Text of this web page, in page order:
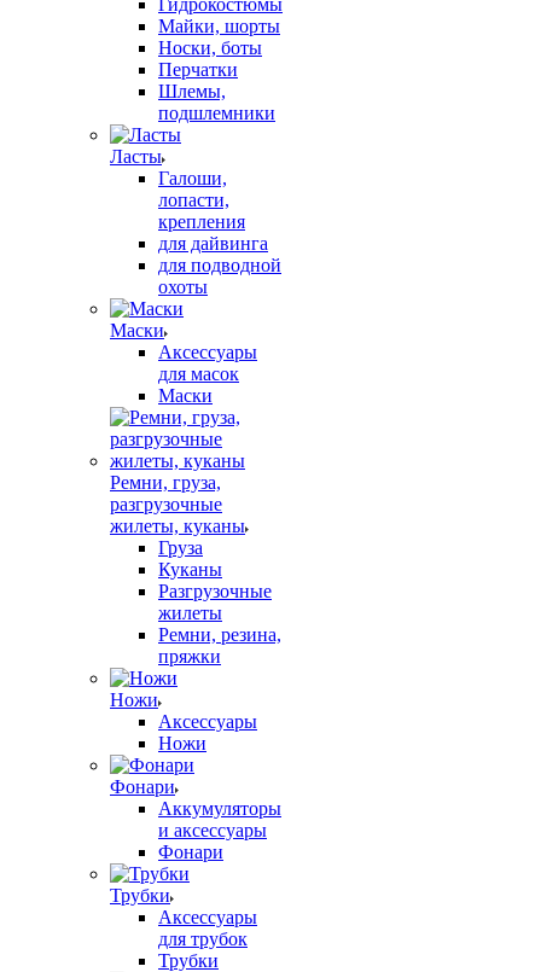
Гидрокостюмы
Майки, шорты
Носки, боты
Перчатки
Шлемы,
подшлемники
Ласты
Галоши,
лопасти,
крепления
для дайвинга
для подводной
охоты
Маски
Аксессуары
для масок
Маски
Ремни, груза,
разгрузочные
жилеты, куканы
Груза
Куканы
Разгрузочные
жилеты
Ремни, резина,
пряжки
Ножи
Аксессуары
Ножи
Фонари
Аккумуляторы
и аксессуары
Фонари
Трубки
Аксессуары
для трубок
Трубки